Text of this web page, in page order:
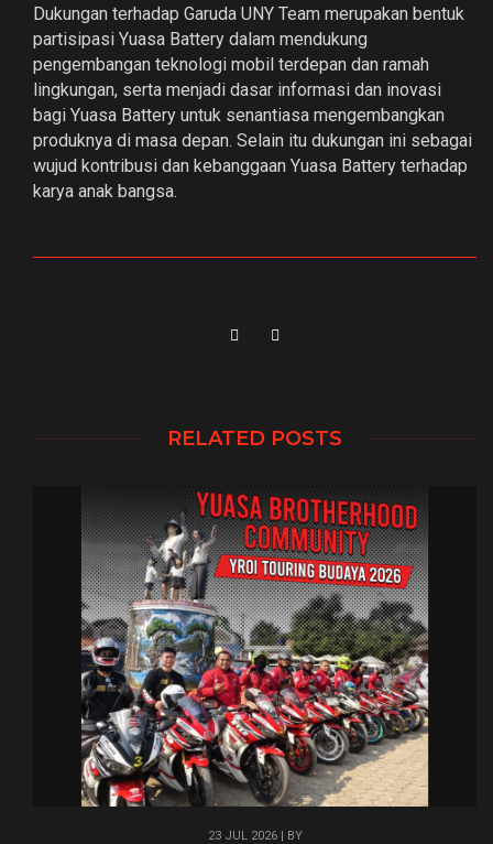
Dukungan terhadap Garuda UNY Team merupakan bentuk
partisipasi Yuasa Battery dalam mendukung
pengembangan teknologi mobil terdepan dan ramah
lingkungan, serta menjadi dasar informasi dan inovasi
bagi Yuasa Battery untuk senantiasa mengembangkan
produknya di masa depan. Selain itu dukungan ini sebagai
wujud kontribusi dan kebanggaan Yuasa Battery terhadap
karya anak bangsa.
RELATED POSTS
23 JUL 2026 | BY